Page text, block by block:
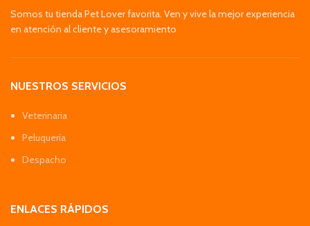
Somos tu tienda Pet Lover favorita. Ven y vive la mejor experiencia
en atención al cliente y asesoramiento
NUESTROS SERVICIOS
Veterinaria
Peluquería
Despacho
ENLACES RÁPIDOS